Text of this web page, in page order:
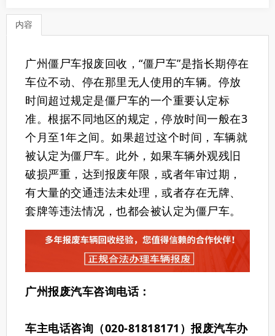
内容
广州僵尸车报废回收，“僵尸车”是指长期停在
车位不动、停在那里无人使用的车辆。停放
时间超过规定是僵尸车的一个重要认定标
准。根据不同地区的规定，停放时间一般在3
个月至1年之间。如果超过这个时间，车辆就
被认定为僵尸车。此外，如果车辆外观残旧
破损严重，达到报废年限，或者年审过期，
有大量的交通违法未处理，或者存在无牌、
套牌等违法情况，也都会被认定为僵尸车。
广州报废汽车咨询电话：
车主电话咨询（020-81818171 ）报废汽车办